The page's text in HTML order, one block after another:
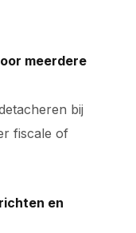
meerdere
bij
fiscale of
en